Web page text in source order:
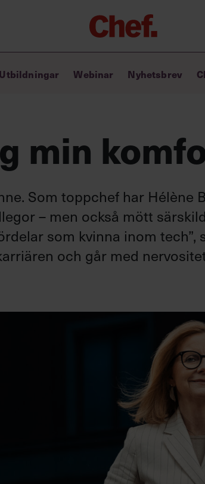
Lyft ditt ledarskap med
Ledarskapstest
Chef GPT – din
Utbildningar Webinar Nyhetsbrev
min
Som toppchef har Hélène
– men också mött
som kvinna inom tech”,
och går med